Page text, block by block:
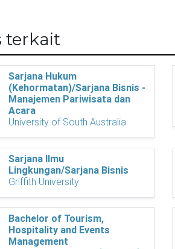
terkait
Sarjana Hukum
(Kehormatan)/Sarjana Bisnis -
Manajemen Pariwisata dan
Acara
University of South Australia
Sarjana Ilmu
Lingkungan/Sarjana Bisnis
Griffith University
Bachelor of Tourism,
Hospitality and Events
Management